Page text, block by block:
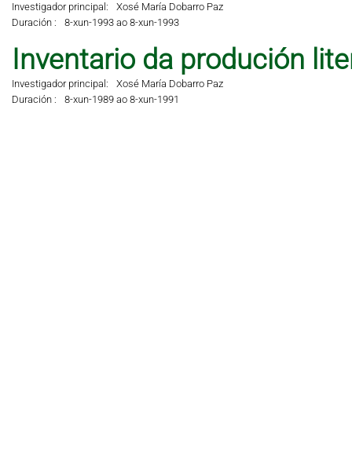
Investigador principal:
Xosé María Dobarro Paz
Duración :
8-xun-1993 ao 8-xun-1993
Inventario da produción
Investigador principal:
Xosé María Dobarro Paz
Duración :
8-xun-1989 ao 8-xun-1991